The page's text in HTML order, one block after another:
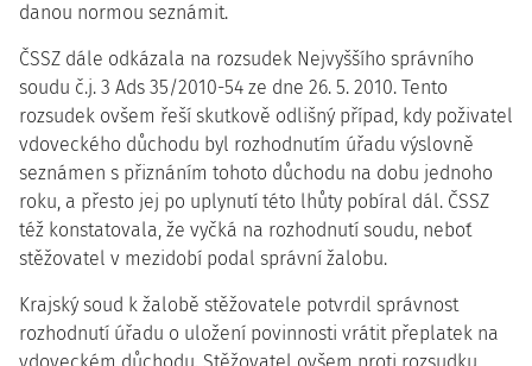
danou normou seznámit.
ČSSZ dále odkázala na rozsudek Nejvyššího správního
soudu č.j. 3 Ads 35/2010-54 ze dne 26. 5. 2010. Tento
rozsudek ovšem řeší skutkově odlišný případ, kdy poživatel
vdoveckého důchodu byl rozhodnutím úřadu výslovně
seznámen s přiznáním tohoto důchodu na dobu jednoho
roku, a přesto jej po uplynutí této lhůty pobíral dál. ČSSZ
též konstatovala, že vyčká na rozhodnutí soudu, neboť
stěžovatel v mezidobí podal správní žalobu.
Krajský soud k žalobě stěžovatele potvrdil správnost
rozhodnutí úřadu o uložení povinnosti vrátit přeplatek na